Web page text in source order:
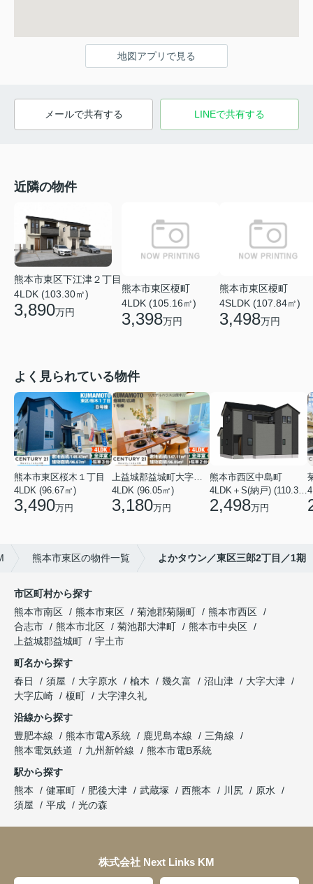
地図アプリで見る
メールで共有する LINEで共有する
近隣の物件
熊本市東区下江津２丁目
4LDK (103.30㎡)
3,890万円
熊本市東区榎町
4LDK (105.16㎡)
3,398万円
熊本市東区榎町
4SLDK (107.84㎡)
3,498万円
よく見られている物件
熊本市東区桜木１丁目
4LDK (96.67㎡)
3,490万円
上益城郡益城町大字広崎
4LDK (96.05㎡)
3,180万円
熊本市西区中島町
4LDK＋S(納戸) (110.37㎡)
2,498万円
熊本市東区の物件一覧 よかタウン／東区三郎2丁目／1期
市区町村から探す
熊本市南区
熊本市東区 菊池郡菊陽町
熊本市西区
合志市
熊本市北区 菊池郡大津町
熊本市中央区
上益城郡益城町
宇土市
町名から探す
春日
須屋 大字原水 楡木 幾久富 沼山津
大字大津
大字広崎
榎町
大字津久礼
沿線から探す
豊肥本線
熊本市電A系統 鹿児島本線
三角線
熊本電気鉄道
九州新幹線
熊本市電B系統
駅から探す
熊本
健軍町 肥後大津 武蔵塚 西熊本 川尻
原水
須屋
平成 光の森
株式会社 Next Links KM